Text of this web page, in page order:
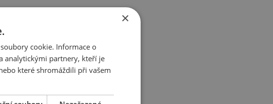
×
cookie. Informace o
analytickými partnery, kteří je
které shromáždili při vašem